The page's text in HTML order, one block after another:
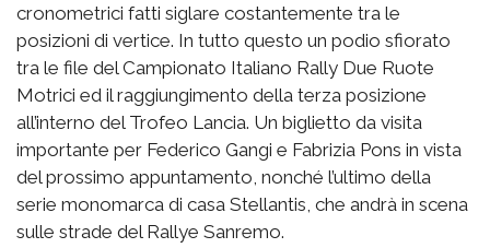
cronometrici fatti siglare costantemente tra le
posizioni di vertice. In tutto questo un podio sfiorato
tra le file del Campionato Italiano Rally Due Ruote
Motrici ed il raggiungimento della terza posizione
all’interno del Trofeo Lancia. Un biglietto da visita
importante per Federico Gangi e Fabrizia Pons in vista
del prossimo appuntamento, nonché l’ultimo della
serie monomarca di casa Stellantis, che andrà in scena
sulle strade del Rallye Sanremo.